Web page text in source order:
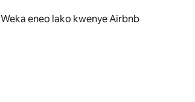
Weka eneo lako kwenye Airbnb